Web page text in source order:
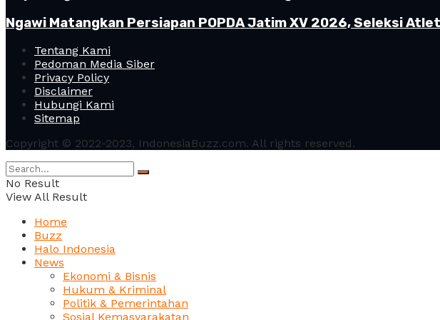
Ngawi Matangkan Persiapan POPDA Jatim XV 2026, Seleksi
Tentang Kami
Pedoman Media Siber
Privacy Policy
Disclaimer
Hubungi Kami
Sitemap
Copyright © 2022-2023, IndonesiaBuzz.com. All rights reserved.
No Result
View All Result
Home
Buzz
Halo Indonesia
News
Ekonomi & Bisnis
Hukum & Kriminal
Politik & Pemerintahan
Sosial Kemasyarakatan